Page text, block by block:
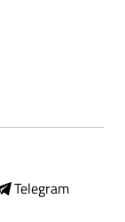
Telegram